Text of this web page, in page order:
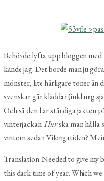
Behövde lyfta upp bloggen
kände jag. Det borde man ju
mönster, lite härligare toner än
svenskar går klädda i (inkl mig
Och så den här ständiga jakten
vinterjackan.Hurska man hålla
vintern sedan Vikingatiden?
Translation:Needed to give my
this dark time of year. Which